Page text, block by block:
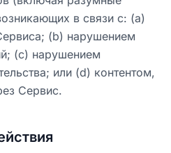
в связи с: (a)
(b) нарушением
(c) нарушением
или (d) контентом,
Сервис.